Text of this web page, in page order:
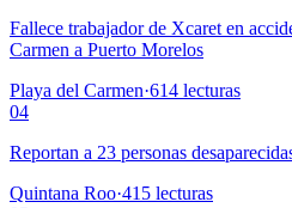
Fallece trabajador de Xcaret en
Carmen a Puerto Morelos
Playa del Carmen·614 lecturas
04
Reportan a 23 personas
Quintana Roo·415 lecturas